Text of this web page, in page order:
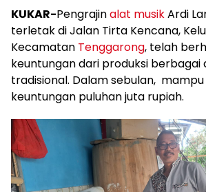
KUKAR-Pengrajinalat musikArdi
terletak di Jalan Tirta Kencana,
Kecamatan Tenggarong, telah
keuntungan dari produksi berbagai
tradisional. Dalam sebulan,
keuntungan puluhan juta rupiah.